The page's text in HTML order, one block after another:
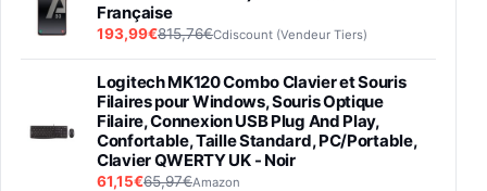
Française
193,99€815,76€Cdiscount (Vendeur Tiers)
Logitech MK120 Combo Clavier et Souris
Filaires pour Windows, Souris Optique
Filaire, Connexion USB Plug And Play,
Confortable, Taille Standard, PC/Portable,
Clavier QWERTY UK - Noir
61,15€65,97€Amazon